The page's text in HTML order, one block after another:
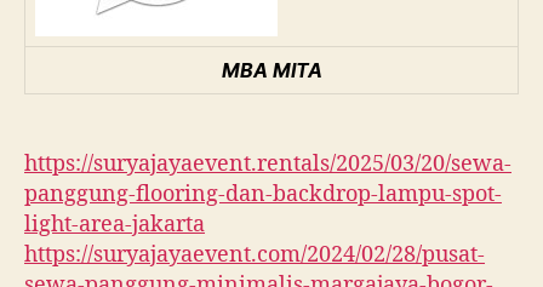
MBA MITA
https://suryajayaevent.rentals/2025/03/20/sewa-
panggung-flooring-dan-backdrop-lampu-spot-
light-area-jakarta
https://suryajayaevent.com/2024/02/28/pusat-